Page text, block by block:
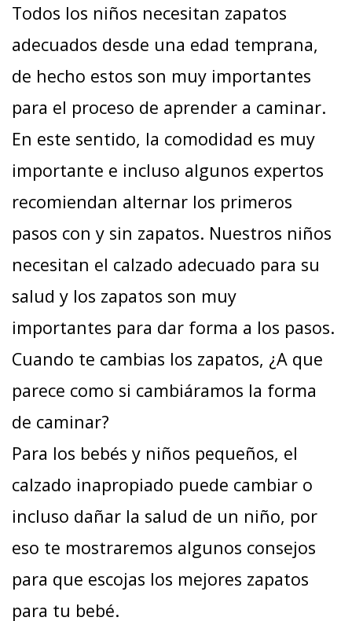
Todos los niños necesitan zapatos
adecuados desde una edad temprana,
de hecho estos son muy importantes
para el proceso de aprender a caminar.
En este sentido, la comodidad es muy
importante e incluso algunos expertos
recomiendan alternar los primeros
pasos con y sin zapatos. Nuestros niños
necesitan el calzado adecuado para su
salud y los zapatos son muy
importantes para dar forma a los pasos.
Cuando te cambias los zapatos, ¿A que
parece como si cambiáramos la forma
de caminar?
Para los bebés y niños pequeños, el
calzado inapropiado puede cambiar o
incluso dañar la salud de un niño, por
eso te mostraremos algunos consejos
para que escojas los mejores zapatos
para tu bebé.